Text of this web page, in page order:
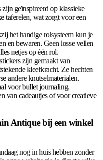
zijn geïnspireerd op klassieke
taferelen, wat zorgt voor een
het handige rolsysteem kun je
en bewaren. Geen losse vellen
netjes op één rol.
zijn gemaakt van
kleefkracht. Ze hechten
andere knutselmaterialen.
voor bullet journaling,
van cadeautjes of voor creatieve
Antique bij een winkel
nog in huis hebben zonder